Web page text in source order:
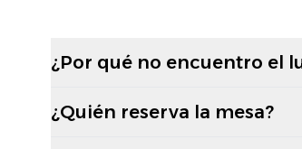
¿Por qué no encuentro el
¿Quién reserva la mesa?